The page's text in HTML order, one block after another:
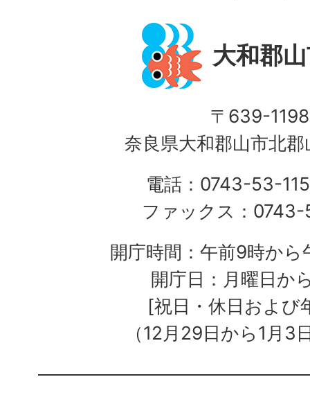
大和郡
〒639-1198
奈良県大和郡山市北
電話：0743-53-
ファックス：
開庁時間：午前9時か
開庁日：月曜日か
[祝日・休日および
（12月29日から1月3